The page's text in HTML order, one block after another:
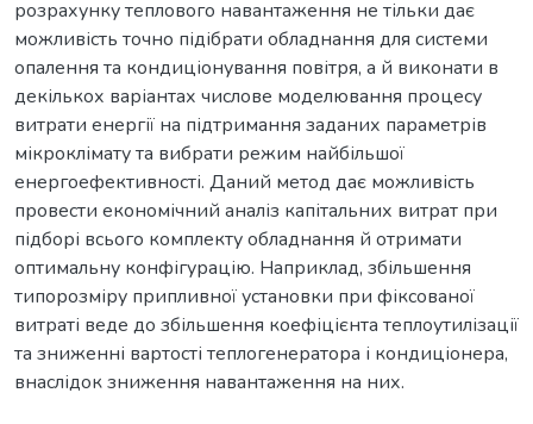
розрахунку теплового навантаження не тільки дає
можливість точно підібрати обладнання для системи
опалення та кондиціонування повітря, а й виконати в
декількох варіантах числове моделювання процесу
витрати енергії на підтримання заданих параметрів
мікроклімату та вибрати режим найбільшої
енергоефективності. Даний метод дає можливість
провести економічний аналіз капітальних витрат при
підборі всього комплекту обладнання й отримати
оптимальну конфігурацію. Наприклад, збільшення
типорозміру припливної установки при фіксованої
витраті веде до збільшення коефіцієнта теплоутилізації
та зниженні вартості теплогенератора і кондиціонера,
внаслідок зниження навантаження на них.